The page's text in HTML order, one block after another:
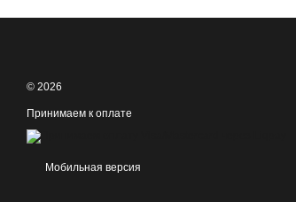
© 2026
Принимаем к оплате
Мобильная версия